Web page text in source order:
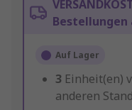
Bestellungen
Auf Lager
3 Einheit(en)
anderen